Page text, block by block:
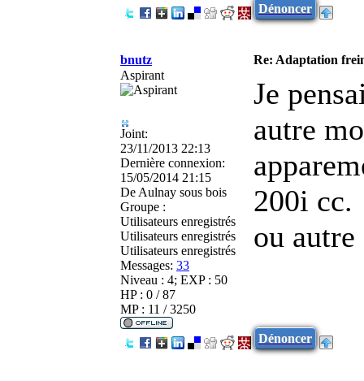
Dénoncer
bnutz
Re: Adaptation
Aspirant
Joint:
23/11/2013 22:13
Dernière connexion:
15/05/2014 21:15
De Aulnay sous bois
Groupe :
Utilisateurs enregistrés
Utilisateurs enregistrés
Utilisateurs enregistrés
Messages: 33
Niveau : 4; EXP : 50
HP : 0 / 87
MP : 11 / 3250
Je
autre
200i cc.
ou autre
Dénoncer